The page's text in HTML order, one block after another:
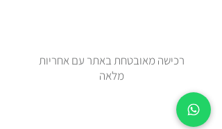
רכישה מאובטחת באתר עם אחריות
מלאה